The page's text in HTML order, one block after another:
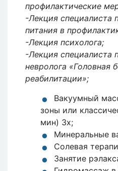
профилактические
-Лекция специалиста
питания в
-Лекция психолога;
-Лекция специалиста
невролога «Головная
реабилитации»;
Вакуумный
зоны или
мин) 3x;
Минеральные
Солевая
Занятие